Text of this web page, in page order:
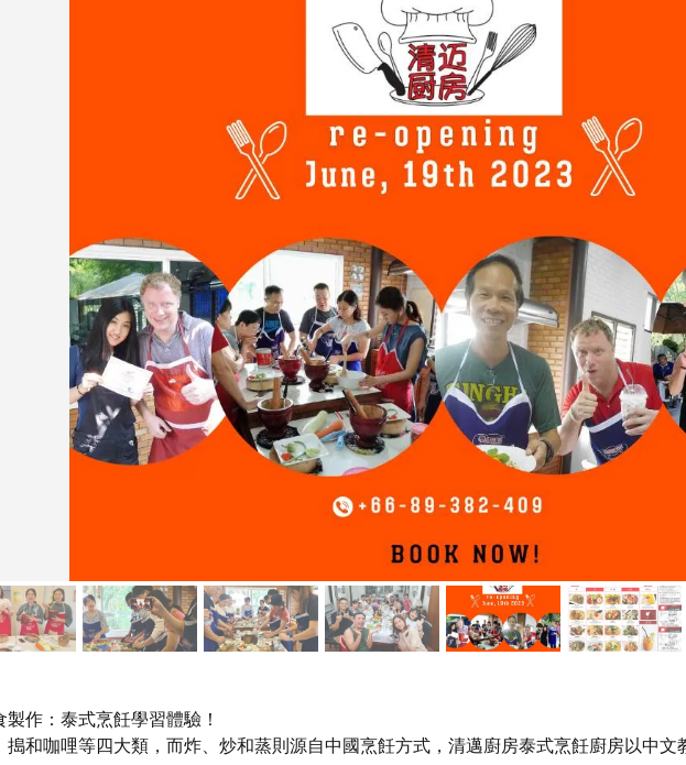
作：泰式烹飪學習體驗！
和咖哩等四大類，而炸、炒和蒸則源自中國烹飪方式，清邁廚房泰式烹飪廚房以中